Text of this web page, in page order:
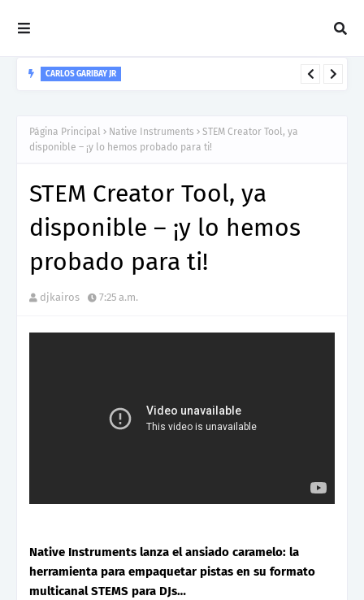
CARLOS GARIBAY JR
Página Principal Native Instruments
STEM Creator Tool, ya
disponible – ¡y lo hemos probado para ti!
STEM Creator Tool, ya
disponible – ¡y lo hemos
probado para ti!
djkairos 7:25 a.m.
Native Instruments lanza el ansiado caramelo: la
herramienta para empaquetar pistas en su formato
multicanal STEMS para DJs…